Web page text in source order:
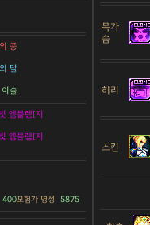
공
달
슬
엠블렘[지
엠블렘[지
400모험가 명성 5875
목가
슴
허리
스킨